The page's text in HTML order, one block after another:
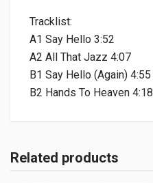
Tracklist:
A1 Say Hello 3:52
A2 All That Jazz 4:07
B1 Say Hello (Again) 4:55
B2 Hands To Heaven 4:18
Related products